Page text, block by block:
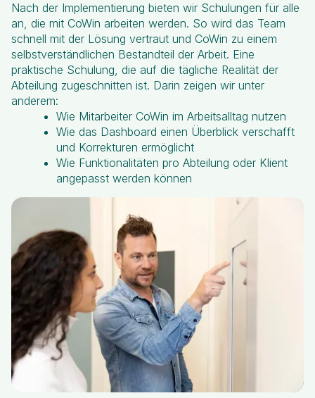
Nach der Implementierung bieten wir Schulungen für alle
an, die mit CoWin arbeiten werden. So wird das Team
schnell mit der Lösung vertraut und CoWin zu einem
selbstverständlichen Bestandteil der Arbeit. Eine
praktische Schulung, die auf die tägliche Realität der
Abteilung zugeschnitten ist. Darin zeigen wir unter
anderem:
Wie Mitarbeiter CoWin im Arbeitsalltag nutzen
Wie das Dashboard einen Überblick verschafft
und Korrekturen ermöglicht
Wie Funktionalitäten pro Abteilung oder Klient
angepasst werden können